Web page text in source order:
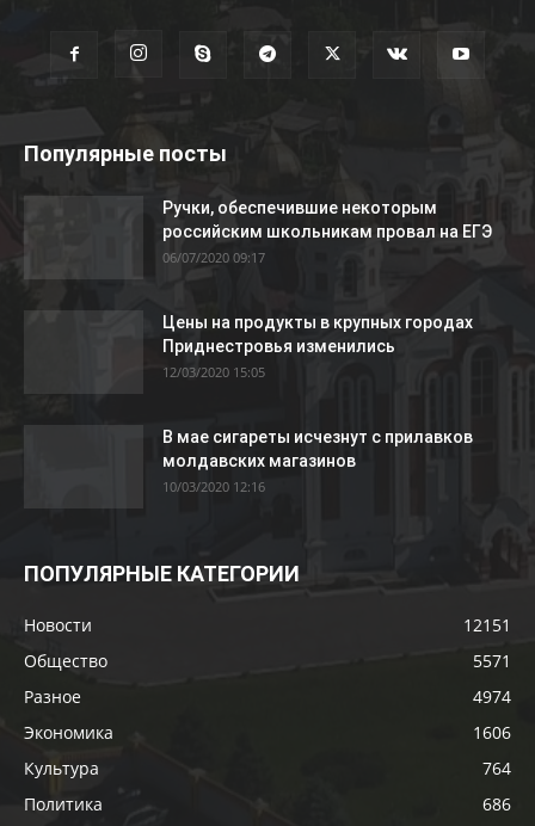
Популярные посты
Ручки, обеспечившие некоторым
российским школьникам провал на ЕГЭ
06/07/2020 09:17
Цены на продукты в крупных городах
Приднестровья изменились
12/03/2020 15:05
В мае сигареты исчезнут с прилавков
молдавских магазинов
10/03/2020 12:16
ПОПУЛЯРНЫЕ КАТЕГОРИИ
Новости
12151
Общество
5571
Разное
4974
Экономика
1606
Культура
764
Политика
686